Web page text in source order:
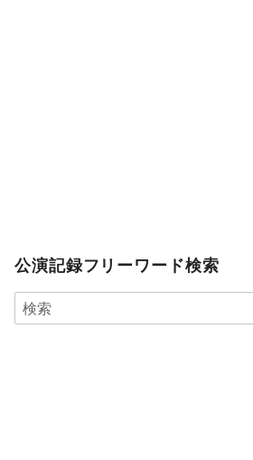
公演記録フリーワード検索